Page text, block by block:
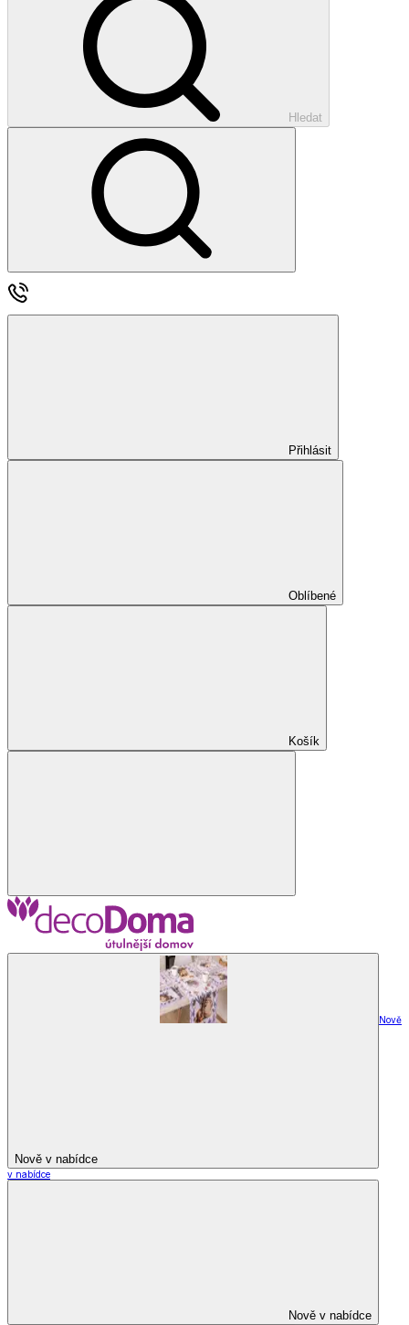
Hledat
Přihlásit
Oblíbené
Košík
Nově v nabídce
Nově
v nabídce
Nově v nabídce